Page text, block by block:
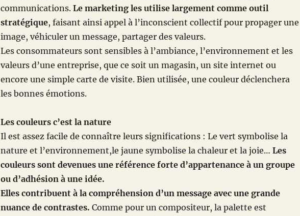
communications. Le marketing les utilise largement comme outil
stratégique, faisant ainsi appel à l’inconscient collectif pour propager une
image, véhiculer un message, partager des valeurs.
Les consommateurs sont sensibles à l’ambiance, l’environnement et les
valeurs d’une entreprise, que ce soit un magasin, un site internet ou
encore une simple carte de visite. Bien utilisée, une couleur déclenchera
les bonnes émotions.
Les couleurs c’est la nature
Il est assez facile de connaître leurs significations : Le vert symbolise la
nature et l’environnement,le jaune symbolise la chaleur et la joie… Les
couleurs sont devenues une référence forte d’appartenance à un groupe
ou d’adhésion à une idée.
Elles contribuent à la compréhension d’un message avec une grande
nuance de contrastes. Comme pour un compositeur, la palette est